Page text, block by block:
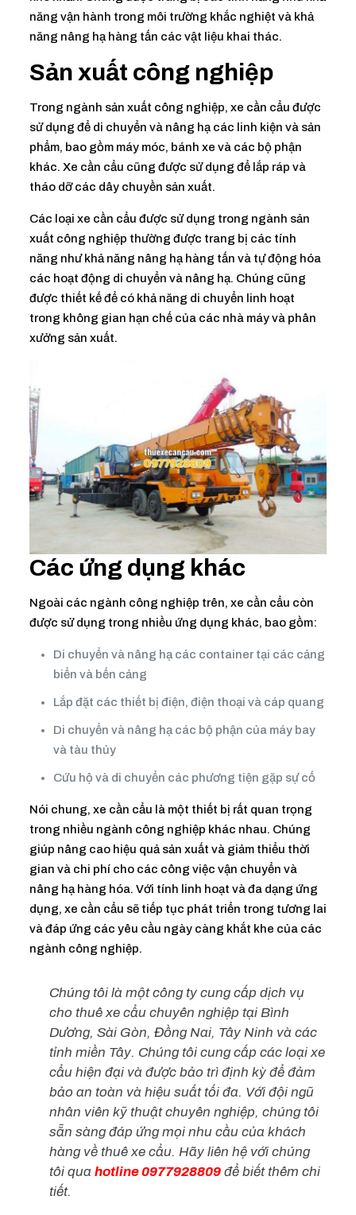
năng vận hành trong môi trường khắc nghiệt và khả
năng nâng hạ hàng tấn các vật liệu khai thác.
Sản xuất công nghiệp
Trong ngành sản xuất công nghiệp, xe cần cẩu được
sử dụng để di chuyển và nâng hạ các linh kiện và sản
phẩm, bao gồm máy móc, bánh xe và các bộ phận
khác. Xe cần cẩu cũng được sử dụng để lắp ráp và
tháo dỡ các dây chuyền sản xuất.
Các loại xe cần cẩu được sử dụng trong ngành sản
xuất công nghiệp thường được trang bị các tính
năng như khả năng nâng hạ hàng tấn và tự động hóa
các hoạt động di chuyển và nâng hạ. Chúng cũng
được thiết kế để có khả năng di chuyển linh hoạt
trong không gian hạn chế của các nhà máy và phân
xưởng sản xuất.
Các ứng dụng khác
Ngoài các ngành công nghiệp trên, xe cần cẩu còn
được sử dụng trong nhiều ứng dụng khác, bao gồm:
Di chuyển và nâng hạ các container tại các cảng
biển và bến cảng
Lắp đặt các thiết bị điện, điện thoại và cáp quang
Di chuyển và nâng hạ các bộ phận của máy bay
và tàu thủy
Cứu hộ và di chuyển các phương tiện gặp sự cố
Nói chung, xe cần cẩu là một thiết bị rất quan trọng
trong nhiều ngành công nghiệp khác nhau. Chúng
giúp nâng cao hiệu quả sản xuất và giảm thiểu thời
gian và chi phí cho các công việc vận chuyển và
nâng hạ hàng hóa. Với tính linh hoạt và đa dạng ứng
dụng, xe cần cẩu sẽ tiếp tục phát triển trong tương lai
và đáp ứng các yêu cầu ngày càng khắt khe của các
ngành công nghiệp.
Chúng tôi là một công ty cung cấp dịch vụ
cho thuê xe cẩu chuyên nghiệp tại Bình
Dương, Sài Gòn, Đồng Nai, Tây Ninh và các
tỉnh miền Tây. Chúng tôi cung cấp các loại xe
cẩu hiện đại và được bảo trì định kỳ để đảm
bảo an toàn và hiệu suất tối đa. Với đội ngũ
nhân viên kỹ thuật chuyên nghiệp, chúng tôi
sẵn sàng đáp ứng mọi nhu cầu của khách
hàng về thuê xe cẩu. Hãy liên hệ với chúng
tôi qua hotline 0977928809để biết thêm chi
tiết.